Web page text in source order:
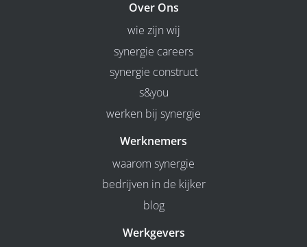
Over Ons
wie zijn wij
synergie careers
synergie construct
s&you
werken bij synergie
Werknemers
waarom synergie
bedrijven in de kijker
blog
Werkgevers